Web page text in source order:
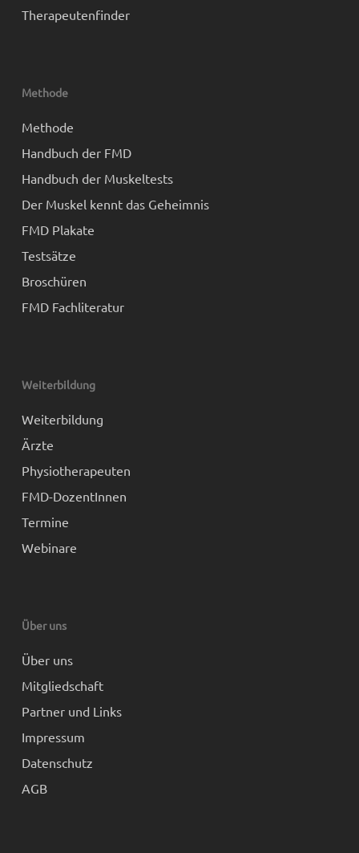
Therapeutenfinder
Methode
Methode
Handbuch der FMD
Handbuch der Muskeltests
Der Muskel kennt das Geheimnis
FMD Plakate
Testsätze
Broschüren
FMD Fachliteratur
Weiterbildung
Weiterbildung
Ärzte
Physiotherapeuten
FMD-DozentInnen
Termine
Webinare
Über uns
Über uns
Mitgliedschaft
Partner und Links
Impressum
Datenschutz
AGB